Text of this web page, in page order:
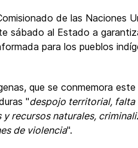
de las Naciones
sábado al Estado a
para los pueblos
que se conmemora
"despojo territorial,
recursos naturales,
de violencia".